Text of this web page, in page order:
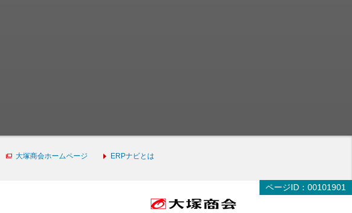
ページID：00101901
大塚商会ホームページ ERPナビとは